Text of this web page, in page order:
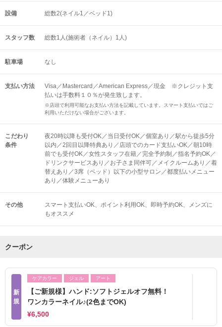
設備 総数2(ネイル1／ベッド1)
スタッフ数 総数1人(施術者（ネイル）1人)
駐車場 なし
支払い方法
Visa／Mastercard／American Express／現金 ※クレジット支
払いは手数料１０％が発生致します。
※店頭で利用可能なお支払い方法を記載しています。スマート支払いではご
利用いただけない場合がございます。
こだわり
条件
夜20時以降も受付OK／当日受付OK／個室あり／駅から徒歩5分
以内／2回目以降特典あり／店頭でのカード支払いOK／朝10時
前でも受付OK／女性スタッフ在籍／完全予約制／指名予約OK／
ドリンクサービスあり／お子さま同伴可／メイクルームあり／着
替えあり／3席（ベッド）以下の小型サロン／都度払いメニュー
あり／体験メニューあり
その他 スマート支払いOK ポイント利用OK 即時予約OK
メンズに
もオススメ
クーポン
新
規
ケアカラー ジェル アート
【ご新規様】ハンド:ソフトジェルオフ無料！
ワンカラーネイル♪(2色までOK)
¥6,500